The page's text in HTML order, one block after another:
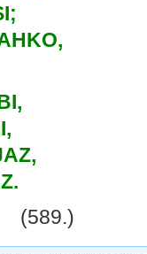
(589.)